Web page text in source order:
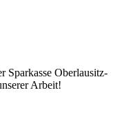
Sparkasse Oberlausitz-
Arbeit!